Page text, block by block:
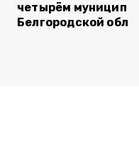
четырём
Белгородской